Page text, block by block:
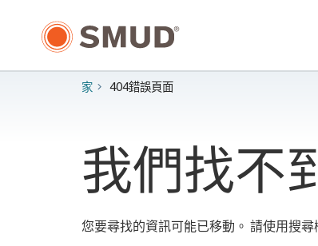
家 404錯誤頁面
我們找不
您要尋找的資訊可能已移動。 請使用搜尋